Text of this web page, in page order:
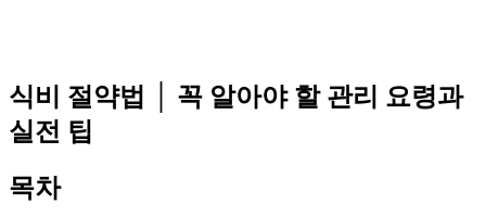
식비 절약법 │ 꼭 알아야 할 관리 요령과
실전 팁
목차